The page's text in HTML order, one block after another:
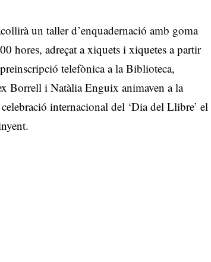
un taller d’enquadernació amb goma
hores, adreçat a xiquets i xiquetes a partir
telefònica a la Biblioteca,
Borrell i Natàlia Enguix animaven a la
internacional del ‘Dia del Llibre’ el